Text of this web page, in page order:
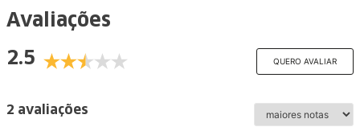
Avaliações
2.5
QUERO AVALIAR
2 avaliações